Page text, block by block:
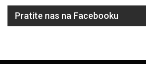
Pratite nas na Facebooku